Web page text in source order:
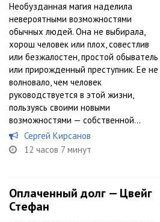
Необузданная магия наделила
невероятными возможностями
обычных людей. Она не выбирала,
хорош человек или плох, совестлив
или безжалостен, простой обыватель
или прирожденный преступник. Ее не
волновало, чем человек
руководствуется в этой жизни,
пользуясь своими новыми
возможностями — собственной...
Сергей Кирсанов
12 часов 7 минут
Оплаченный долг — Цвейг
Стефан